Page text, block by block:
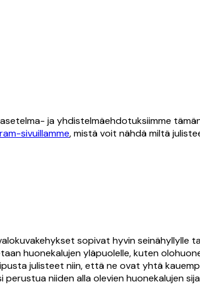
ja yhdistelmäehdotuksiimme
sivuillamme, mistä voit nähdä miltä
sopivat hyvin seinähyllylle
huonekalujen yläpuolelle, kuten
julisteet niin, että ne ovat yhtä
niiden alla olevien huonekalujen